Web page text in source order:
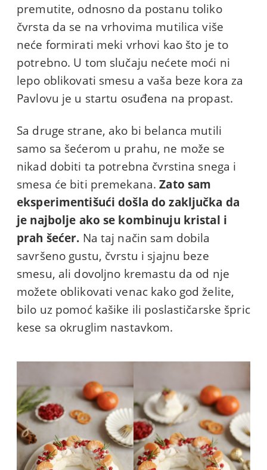
premutite, odnosno da postanu toliko
čvrsta da se na vrhovima mutilica više
neće formirati meki vrhovi kao što je to
potrebno. U tom slučaju nećete moći ni
lepo oblikovati smesu a vaša beze kora za
Pavlovu je u startu osuđena na propast.
Sa druge strane, ako bi belanca mutili
samo sa šećerom u prahu, ne može se
nikad dobiti ta potrebna čvrstina snega i
smesa će biti premekana.Zato sam
eksperimentišući došla do zaključka da
je najbolje ako se kombinuju kristal i
prah šećer. Na taj način sam dobila
savršeno gustu, čvrstu i sjajnu beze
smesu, ali dovoljno kremastu da od nje
možete oblikovati venac kako god želite,
bilo uz pomoć kašike ili poslastičarske špric
kese sa okruglim nastavkom.